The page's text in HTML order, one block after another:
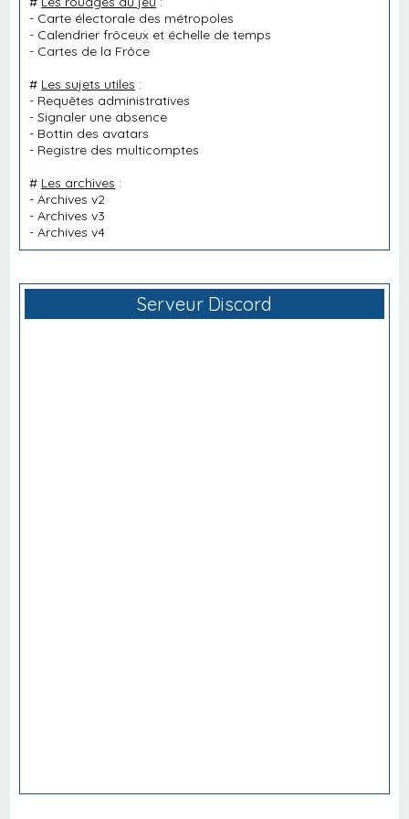
- Carte électorale des métropoles
- Calendrier frôceux et échelle de temps
- Cartes de la Frôce
# Les sujets utiles :
- Requêtes administratives
-Signaler une absence
- Bottin des avatars
- Registre des multicomptes
# Les archives :
-Archives v2
-Archives v3
-Archives v4
Serveur Discord